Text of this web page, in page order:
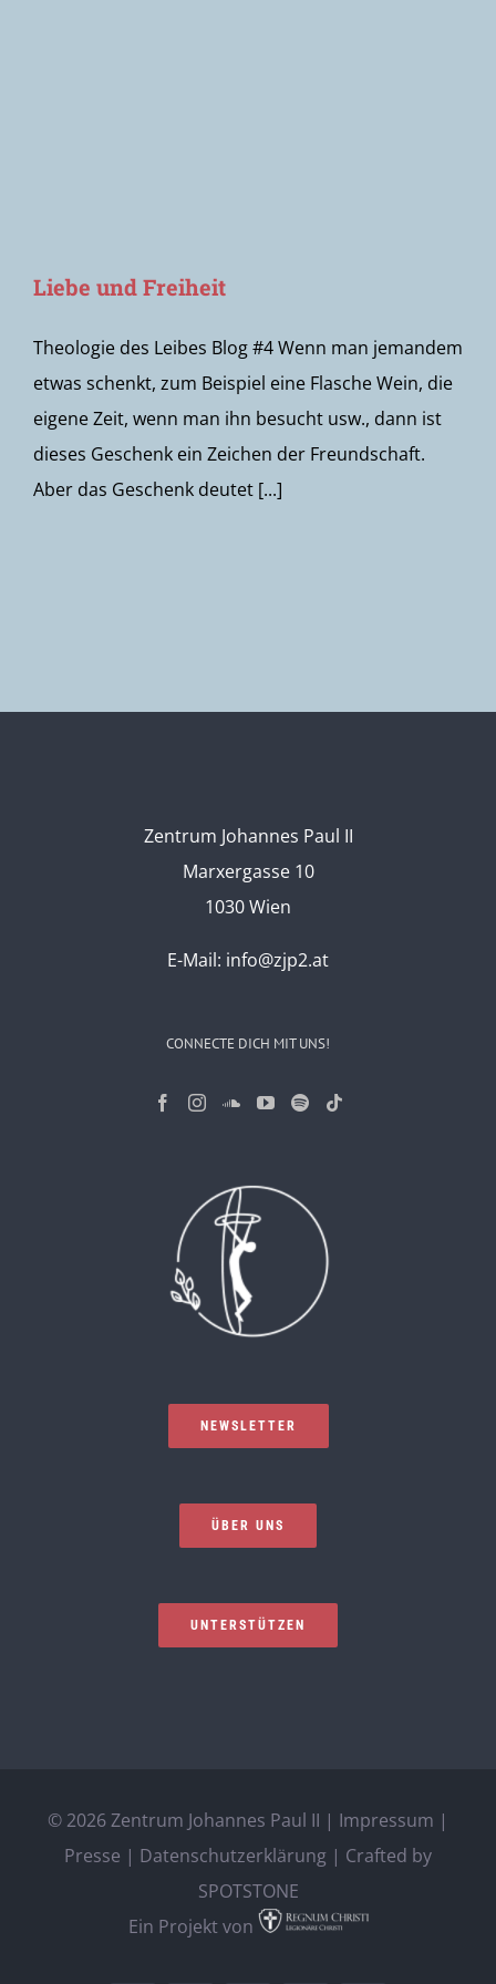
Liebe und Freiheit
Theologie des Leibes Blog #4 Wenn man jemandem
etwas schenkt, zum Beispiel eine Flasche Wein, die
eigene Zeit, wenn man ihn besucht usw., dann ist
dieses Geschenk ein Zeichen der Freundschaft.
Aber das Geschenk deutet [...]
Zentrum Johannes Paul II
Marxergasse 10
1030 Wien
E-Mail: info@zjp2.at
CONNECTE DICH MIT UNS!
NEWSLETTER
ÜBER UNS
UNTERSTÜTZEN
© 2026 Zentrum Johannes Paul II | Impressum |
Presse | Datenschutzerklärung | Crafted by
SPOTSTONE
Ein Projekt von